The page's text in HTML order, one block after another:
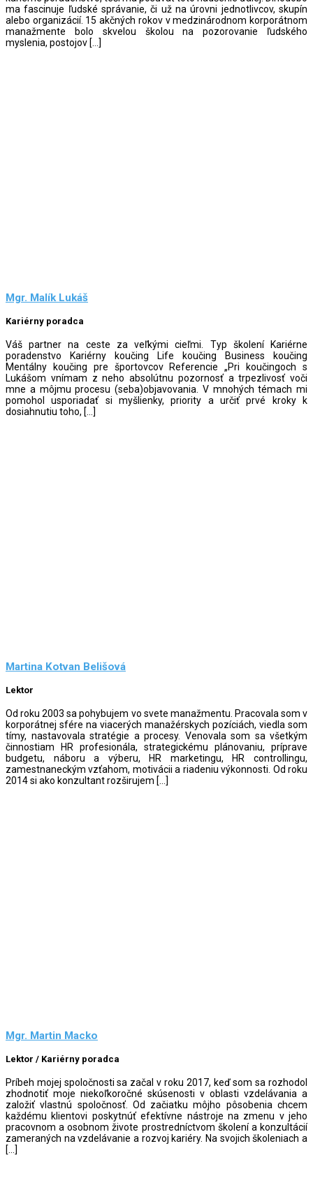
ma fascinuje ľudské správanie, či už na úrovni jednotlivcov, skupín
alebo organizácií. 15 akčných rokov v medzinárodnom korporátnom
manažmente bolo skvelou školou na pozorovanie ľudského
myslenia, postojov […]
Mgr. Malík Lukáš
Kariérny poradca
Váš partner na ceste za veľkými cieľmi. Typ školení Kariérne
poradenstvo Kariérny koučing Life koučing Business koučing
Mentálny koučing pre športovcov Referencie „Pri koučingoch s
Lukášom vnímam z neho absolútnu pozornosť a trpezlivosť voči
mne a môjmu procesu (seba)objavovania. V mnohých témach mi
pomohol usporiadať si myšlienky, priority a určiť prvé kroky k
dosiahnutiu toho, […]
Martina Kotvan Belišová
Lektor
Od roku 2003 sa pohybujem vo svete manažmentu. Pracovala som v
korporátnej sfére na viacerých manažérskych pozíciách, viedla som
tímy, nastavovala stratégie a procesy. Venovala som sa všetkým
činnostiam HR profesionála, strategickému plánovaniu, príprave
budgetu, náboru a výberu, HR marketingu, HR controllingu,
zamestnaneckým vzťahom, motivácii a riadeniu výkonnosti. Od roku
2014 si ako konzultant rozširujem […]
Mgr. Martin Macko
Lektor / Kariérny poradca
Príbeh mojej spoločnosti sa začal v roku 2017, keď som sa rozhodol
zhodnotiť moje niekoľkoročné skúsenosti v oblasti vzdelávania a
založiť vlastnú spoločnosť. Od začiatku môjho pôsobenia chcem
každému klientovi poskytnúť efektívne nástroje na zmenu v jeho
pracovnom a osobnom živote prostredníctvom školení a konzultácií
zameraných na vzdelávanie a rozvoj kariéry. Na svojich školeniach a
[…]